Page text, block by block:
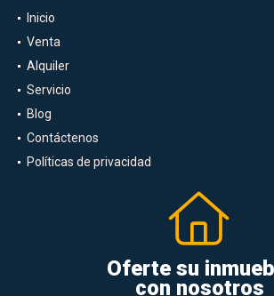
Inicio
Venta
Alquiler
Servicio
Blog
Contáctenos
Políticas de privacidad
Oferte su
con nosotros